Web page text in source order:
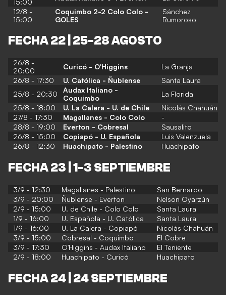
12/8 -
15:00
Coquimbo 2-2 Colo Colo -
GOLES
Sánchez
Rumoroso
FECHA 22 | 25-28 AGOSTO
26/8 -
20:00
Curicó - O'Higgins
La Granja
26/8 - 17:30
U. Católica - Ñublense
Santa Laura
25/8 - 20:30
Audax Italiano -
Coquimbo
La Florida
25/8 - 18:00
U. La Calera - U. de Chile
Nicolás Chahuán
27/8 - 17:30
Magallanes - Colo Colo
-
28/8 - 19:00
Everton - Cobresal
Sausalito
26/8 - 15:00
Copiapó - U. Española
Luis Valenzuela
26/8 - 12:30
Huachipato - Palestino Huachipato
FECHA 23 | 1-3 SEPTIEMBRE
3/9 - 12:30 Magallanes - Palestino
San Bernardo
3/9 - 20:00
Ñublense - Everton
Nelson Oyarzún
2/9 - 15:00
U. de Chile - Colo Colo
Santa Laura
1/9 - 16:00
U. Española - U. Católica
Santa Laura
1/9 - 16:00
U. La Calera - Copiapó
Nicolás Chahuán
3/9 - 15:00
Cobresal - Coquimbo
El Cobre
3/9 - 17:30
O'Higgins - Audax Italiano
El Teniente
2/9 - 18:00
Huachipato - Curicó Huachipato
FECHA 24 | 24 SEPTIEMBRE